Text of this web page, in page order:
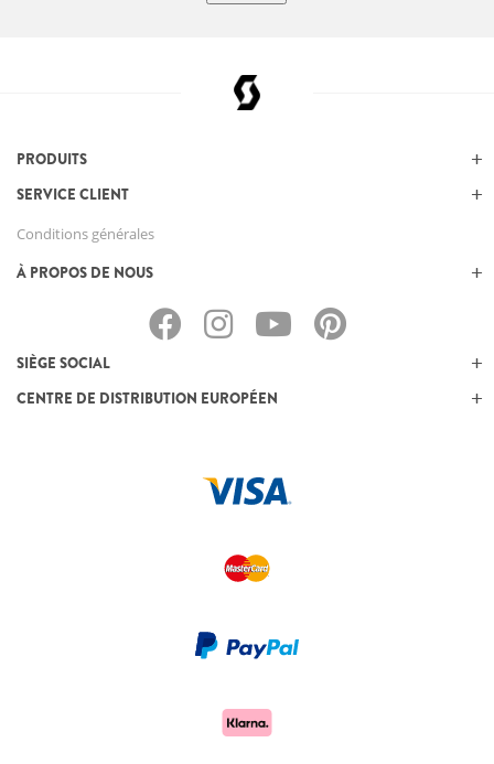
PRODUITS
SERVICE CLIENT
Conditions générales
À PROPOS DE NOUS
SIÈGE SOCIAL
CENTRE DE DISTRIBUTION EUROPÉEN